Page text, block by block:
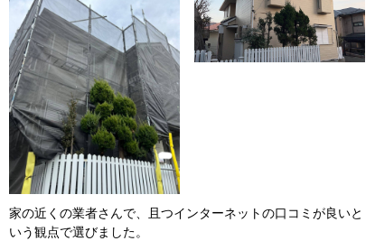
家の近くの業者さんで、且つインターネットの口コミが良いと
いう観点で選びました。